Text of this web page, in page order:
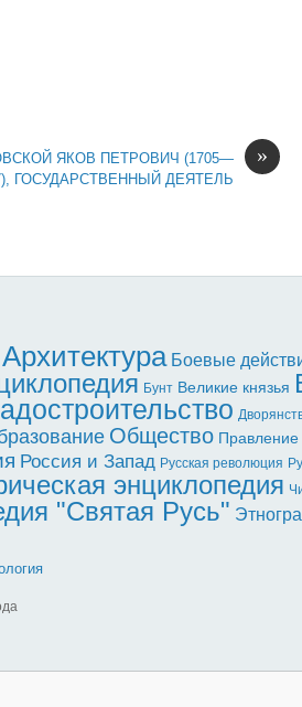
»
ЯКОВ ПЕТРОВИЧ (1705—
ГОСУДАРСТВЕННЫЙ ДЕЯТЕЛЬ
Архитектура Боевые
Бунт Великие князья
Общество
Россия и Запад Русская революция
энциклопедия
"Святая Русь"